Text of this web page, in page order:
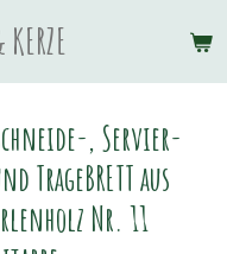
, Servier-
TrageBRETT aus
Nr. 11